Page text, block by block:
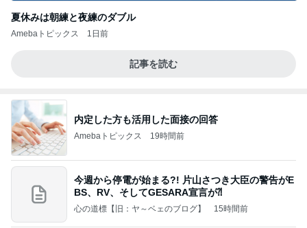
夏休みは朝練と夜練のダブル
Amebaトピックス 1日前
記事を読む
内定した方も活用した面接の回答
Amebaトピックス 19時間前
今週から停電が始まる?! 片山さつき大臣の警告がE
BS、RV、そしてGESARA宣言が⁈
心の道標【旧：ヤ～ベェのブログ】 15時間前